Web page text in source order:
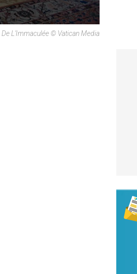
L'Immaculée © Vatican Media